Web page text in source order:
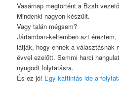
Vasárnap megtörtént a Bzsh
Mindenki nagyon készült.
Vagy talán mégsem?
Jártamban-keltemben azt
látják, hogy ennek a választásnak
évvel ezelőtt.Semmi harci
nyugodt folytatásra.
És ez jó! Egy kattintás ide a